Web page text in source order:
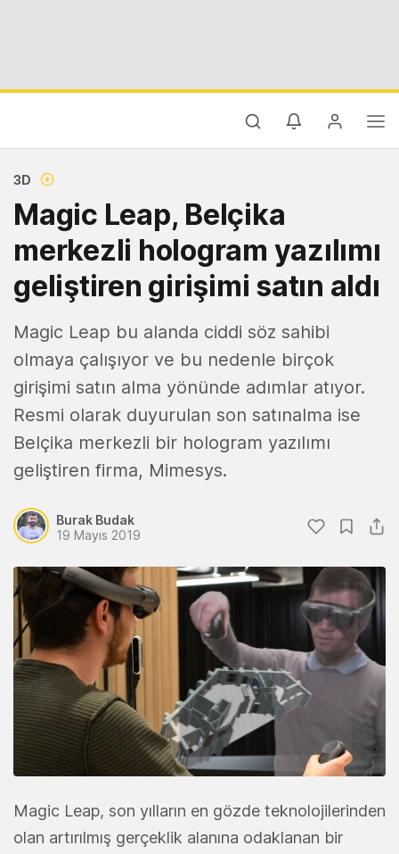
3D
Magic Leap, Belçika
merkezli hologram yazılımı
geliştiren girişimi satın aldı
Magic Leap bu alanda ciddi söz sahibi
olmaya çalışıyor ve bu nedenle birçok
girişimi satın alma yönünde adımlar atıyor.
Resmi olarak duyurulan son satınalma ise
Belçika merkezli bir hologram yazılımı
geliştiren firma, Mimesys.
Burak Budak
19 Mayıs 2019
Magic Leap, son yılların en gözde teknolojilerinden
olan artırılmış gerçeklik alanına odaklanan bir